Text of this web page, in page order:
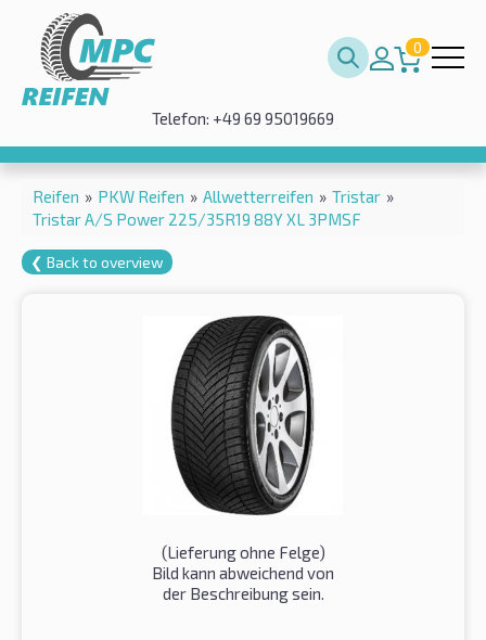
0
Telefon: +49 69 95019669
Reifen » PKW Reifen » Allwetterreifen » Tristar »
Tristar A/S Power 225/35R19 88Y XL 3PMSF
❮ Back to overview
(Lieferung ohne Felge)
Bild kann abweichend von
der Beschreibung sein.